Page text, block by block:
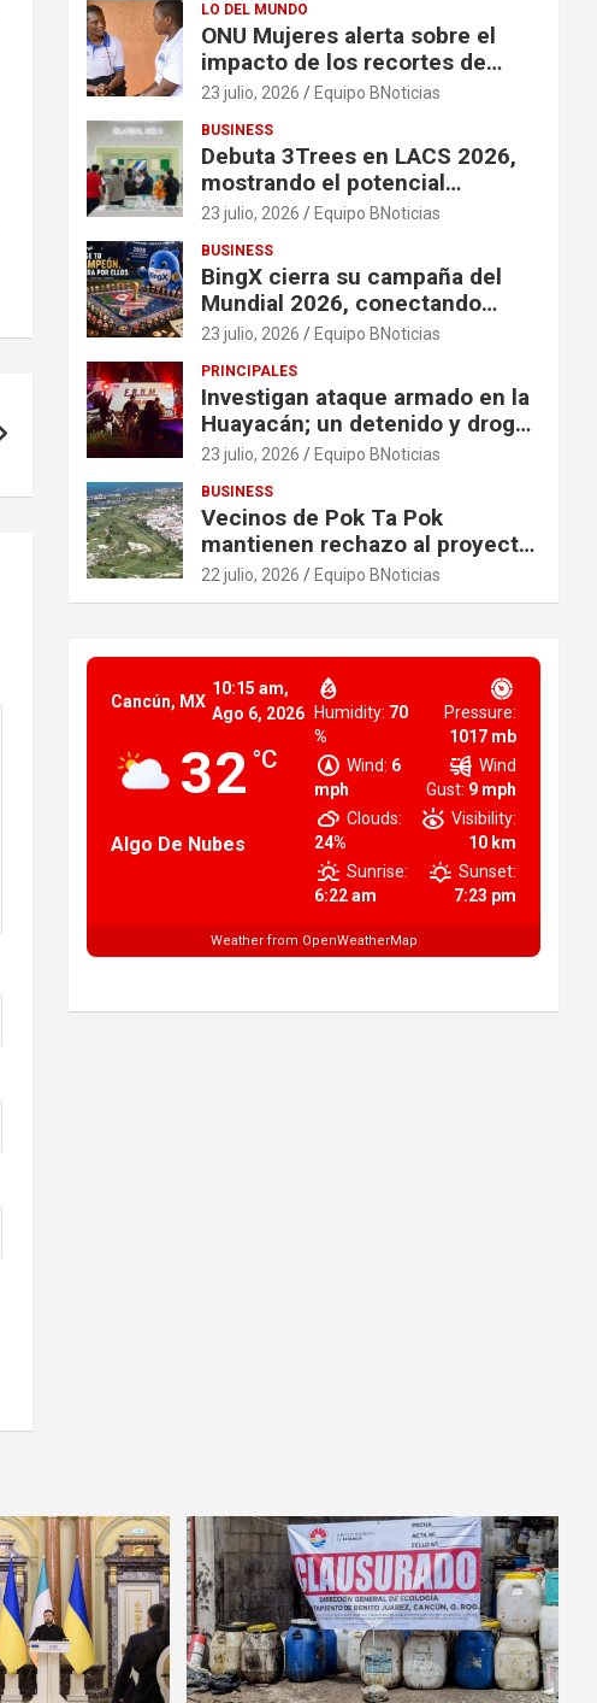
LO DEL MUNDO
ONU Mujeres alerta sobre el
impacto de los recortes de
financiación en organizaciones
en contextos de crisis
23 julio, 2026 Equipo BNoticias
BUSINESS
Debuta 3Trees en LACS 2026,
mostrando el potencial
ecológico de China en América
23 julio, 2026 Equipo BNoticias
BUSINESS
BingX cierra su campaña del
Mundial 2026, conectando
comunidades a través de
23 julio, 2026 Equipo BNoticias
PRINCIPALES
Investigan ataque armado en la
Huayacán; un detenido y droga
asegurada tras persecución
23 julio, 2026 Equipo BNoticias
BUSINESS
Vecinos de Pok Ta Pok
mantienen rechazo al proyecto
Bosque Real
22 julio, 2026 Equipo BNoticias
Cancún, MX
10:15 am,
Ago 6, 2026
32 °C
Algo De Nubes
Humidity: 70
%
Pressure:
1017 mb
Wind: 6
mph
Wind
Gust: 9 mph
Clouds:
24%
Visibility:
10 km
Sunrise:
6:22 am
Sunset:
7:23 pm
Weather from OpenWeatherMap